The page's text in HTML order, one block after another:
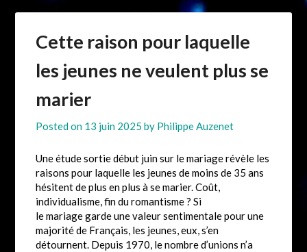
Cette raison pour laquelle
les jeunes ne veulent plus se
marier
Posted on 13 juin 2025 by Philippe Auzenet
Une étude sortie début juin sur le mariage révèle les
raisons pour laquelle les jeunes de moins de 35 ans
hésitent de plus en plus à se marier. Coût,
individualisme, fin du romantisme ? Si
le mariage garde une valeur sentimentale pour une
majorité de Français, les jeunes, eux, s’en
détournent. Depuis 1970, le nombre d’unions n’a